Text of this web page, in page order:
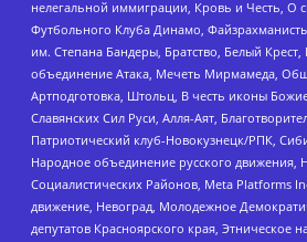
нелегальной иммиграции, Кровь и Честь, О
Футбольного Клуба Динамо,
им. Степана Бандеры, Братство, Белый
объединение Атака, Мечеть Мирмамеда,
Артподготовка, Штольц, В честь иконы
Славянских Сил Руси, Алля-Аят,
Патриотический клуб-Новокузнецк/РПК,
Народное объединение русского движения,
Социалистических Районов, Meta Platforms
движение, Невоград, Молодежное
депутатов Красноярского края,